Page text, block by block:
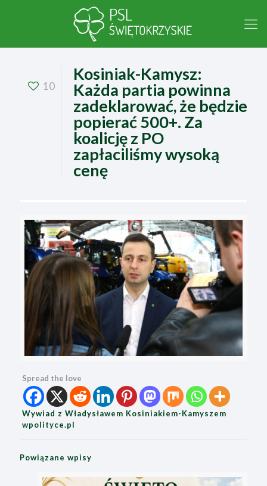
10
Kosiniak-Kamysz:
Każda partia powinna
zadeklarować, że będzie
popierać 500+. Za
koalicję z PO
zapłaciliśmy wysoką
cenę
Spread the love
Wywiad z Władysławem Kosiniakiem-Kamyszem
wpolityce.pl
Powiązane wpisy